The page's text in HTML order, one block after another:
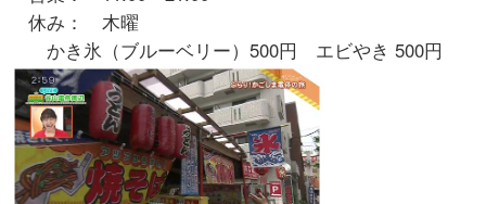
休み： 木曜
かき氷（ブルーベリー）500円 エビやき 500円